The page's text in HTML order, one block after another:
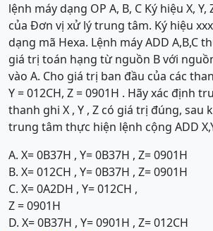
lệnh máy dạng OP A, B, C Ký hiệu X,
của Đơn vị xử lý trung tâm. Ký hiệu
dạng mã Hexa. Lệnh máy ADD A,B,C
giá trị toán hạng từ nguồn B với
vào A. Cho giá trị ban đầu của các
Y = 012CH, Z = 0901H . Hãy xác định
thanh ghi X , Y , Z có giá trị đúng, sau
trung tâm thực hiện lệnh cộng ADD
A. X= 0B37H , Y= 0B37H , Z= 0901H
B. X= 012CH , Y= 0B37H , Z= 0901H
C. X= 0A2DH , Y= 012CH ,
Z = 0901H
D. X= 0B37H , Y= 0901H , Z= 012CH